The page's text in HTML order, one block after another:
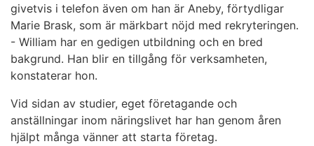
givetvis i telefon även om han är Aneby, förtydligar
Marie Brask, som är märkbart nöjd med rekryteringen.
- William har en gedigen utbildning och en bred
bakgrund. Han blir en tillgång för verksamheten,
konstaterar hon.
Vid sidan av studier, eget företagande och
anställningar inom näringslivet har han genom åren
hjälpt många vänner att starta företag.